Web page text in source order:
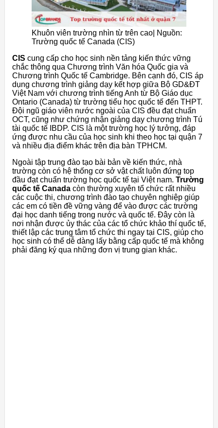
Khuôn viên trường nhìn từ trên cao| Nguồn:
Trường quốc tế Canada (CIS)
CIS cung cấp cho học sinh nền tảng kiến thức vững
chắc thông qua Chương trình Văn hóa Quốc gia và
Chương trình Quốc tế Cambridge. Bên cạnh đó, CIS áp
dụng chương trình giảng dạy kết hợp giữa Bộ GD&ĐT
Việt Nam với chương trình tiếng Anh từ Bộ Giáo dục
Ontario (Canada) từ trường tiểu học quốc tế đến THPT.
Đội ngũ giáo viên nước ngoài của CIS đều đạt chuẩn
OCT, cũng như chứng nhận giảng dạy chương trình Tú
tài quốc tế IBDP. CIS là một trường học lý tưởng, đáp
ứng được nhu cầu của học sinh khi theo học tại quận 7
và nhiều địa điểm khác trên địa bàn TPHCM.
Ngoài tập trung đào tạo bài bản về kiến thức, nhà
trường còn có hệ thống cơ sở vật chất luôn đứng top
đầu đạt chuẩn trường học quốc tế tại Việt nam. Trường
quốc tế Canada còn thường xuyên tổ chức rất nhiều
các cuộc thi, chương trình đào tạo chuyên nghiệp giúp
các em có tiền đề vững vàng để vào được các trường
đại học danh tiếng trong nước và quốc tế. Đây còn là
nơi nhận được ủy thác của các tổ chức khảo thí quốc tế,
thiết lập các trung tâm tổ chức thi ngay tại CIS, giúp cho
học sinh có thể dễ dàng lấy bằng cấp quốc tế mà không
phải đăng ký qua những đơn vị trung gian khác.